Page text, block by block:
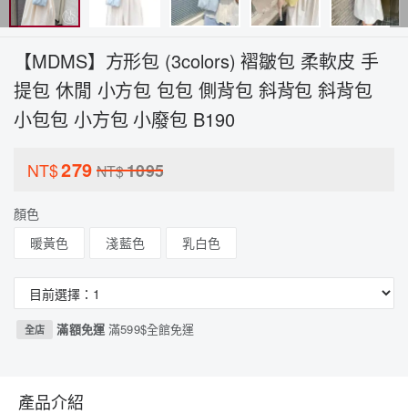
【MDMS】方形包 (3colors) 褶皺包 柔軟皮 手
提包 休閒 小方包 包包 側背包 斜背包 斜背包
小包包 小方包 小廢包 B190
NT$279 NT$1095
顏色
暖黃色
淺藍色 乳白色
全店 滿額免運滿599$全館免運
產品介紹